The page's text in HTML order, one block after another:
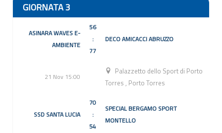
GIORNATA 3
ASINARA WAVES E-
AMBIENTE
56
:
77
DECO AMICACCI ABRUZZO
21 Nov 15:00
Palazzetto dello Sport di Porto
Torres , Porto Torres
SSD SANTA LUCIA
70
:
54
SPECIAL BERGAMO SPORT
MONTELLO